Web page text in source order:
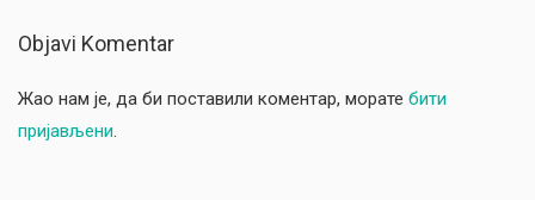
Objavi Komentar
Жао нам је, да би поставили коментар, морате бити
пријављени.